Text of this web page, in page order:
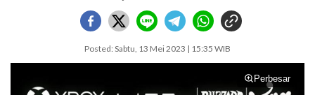
Posted: Sabtu, 13 Mei 2023 | 15:35 WIB
Perbesar